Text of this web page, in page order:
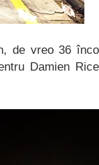
de vreo 36
Damien